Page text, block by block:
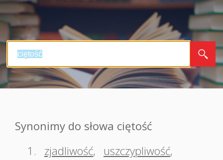
Synonimy do słowa ciętość
1.
zjadliwość, uszczypliwość,